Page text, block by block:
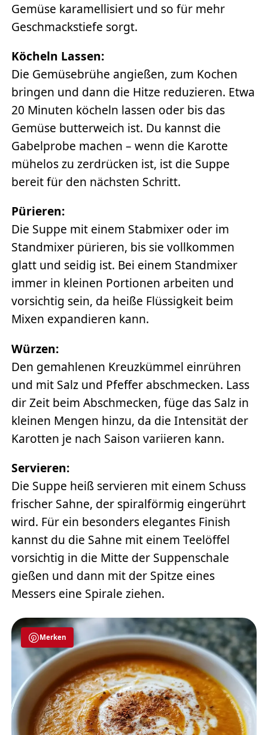
Gemüse karamellisiert und so für mehr
Geschmackstiefe sorgt.
Köcheln Lassen:
Die Gemüsebrühe angießen, zum Kochen
bringen und dann die Hitze reduzieren. Etwa
20 Minuten köcheln lassen oder bis das
Gemüse butterweich ist. Du kannst die
Gabelprobe machen – wenn die Karotte
mühelos zu zerdrücken ist, ist die Suppe
bereit für den nächsten Schritt.
Pürieren:
Die Suppe mit einem Stabmixer oder im
Standmixer pürieren, bis sie vollkommen
glatt und seidig ist. Bei einem Standmixer
immer in kleinen Portionen arbeiten und
vorsichtig sein, da heiße Flüssigkeit beim
Mixen expandieren kann.
Würzen:
Den gemahlenen Kreuzkümmel einrühren
und mit Salz und Pfeffer abschmecken. Lass
dir Zeit beim Abschmecken, füge das Salz in
kleinen Mengen hinzu, da die Intensität der
Karotten je nach Saison variieren kann.
Servieren:
Die Suppe heiß servieren mit einem Schuss
frischer Sahne, der spiralförmig eingerührt
wird. Für ein besonders elegantes Finish
kannst du die Sahne mit einem Teelöffel
vorsichtig in die Mitte der Suppenschale
gießen und dann mit der Spitze eines
Messers eine Spirale ziehen.
Merken